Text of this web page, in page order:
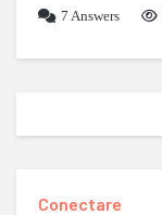
7 Answers
Conectare